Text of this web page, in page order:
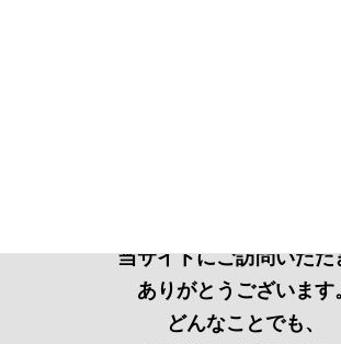
当サイトにご訪問いただ
ありがとうございます
どんなことでも、